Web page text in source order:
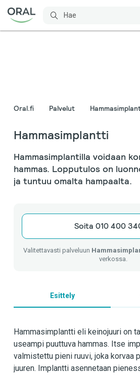
Oral.fi Palvelut
Hammasimplantti
Hammasimplantilla voidaan
hammas. Lopputulos on
ja tuntuu omalta hampaalta.
Soita 010 400
Valitettavasti palveluun
verkossa.
Esittely
Hammasimplantti eli keinojuuri on
useampi puuttuva hammas. Itse
valmistettu pieni ruuvi, joka korvaa
juuren. Implantti asennetaan